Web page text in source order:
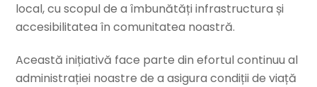
local, cu scopul de a îmbunătăți infrastructura și
accesibilitatea în comunitatea noastră.
Această inițiativă face parte din efortul continuu al
administrației noastre de a asigura condiții de viață